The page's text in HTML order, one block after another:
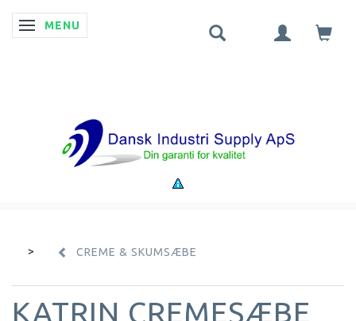
SKIFTE NAVIGATION
MENU
CREME & SKUMSÆBE
KATRIN CREMESÆBE